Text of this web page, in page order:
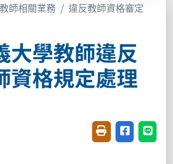
教師相關業務
違反教師資格審定
大學教師違反
資格規定處理
友善列印(開新視
分享至臉書
分享